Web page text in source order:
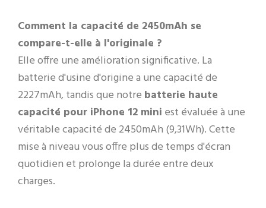
Comment la capacité de 2450mAh se
compare-t-elle à l'originale ?
Elle offre une amélioration significative. La
batterie d'usine d'origine a une capacité de
2227mAh, tandis que notre batterie haute
capacité pour iPhone 12 mini est évaluée à une
véritable capacité de 2450mAh (9,31Wh). Cette
mise à niveau vous offre plus de temps d'écran
quotidien et prolonge la durée entre deux
charges.